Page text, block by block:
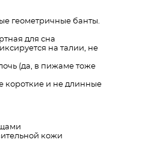
геометричные банты.
для сна
на талии, не
(да, в пижаме тоже
короткие и не длинные
кожи